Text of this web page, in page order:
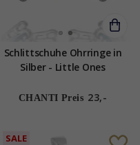
Schlittschuhe Ohrringe in
Silber - Little Ones
CHANTI Preis 23,-
SALE